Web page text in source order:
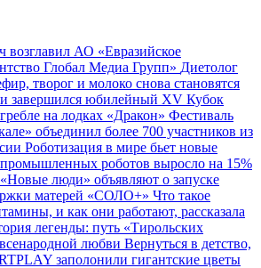
возглавил АО «Евразийское
Глобал Медиа Групп» Диетолог
творог и молоко снова становятся
завершился юбилейный XV Кубок
на лодках «Дракон» Фестиваль
объединил более 700 участников из
Роботизация в мире бьет новые
промышленных роботов выросло на 15%
люди» объявляют о запуске
матерей «СОЛО+» Что такое
и как они работают, рассказала
легенды: путь «Тирольских
любви Вернуться в детство,
заполонили гигантские цветы